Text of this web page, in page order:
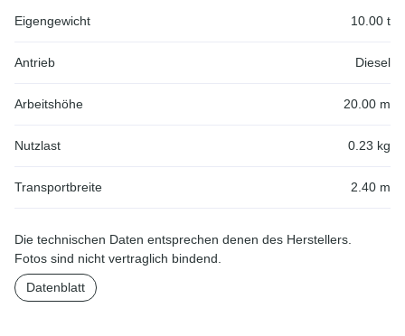
Eigengewicht 10.00 t
Antrieb Diesel
Arbeitshöhe 20.00 m
Nutzlast 0.23 kg
Transportbreite 2.40 m
Die technischen Daten entsprechen denen des Herstellers.
Fotos sind nicht vertraglich bindend.
Datenblatt